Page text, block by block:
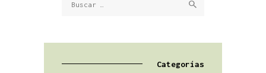
Categorías